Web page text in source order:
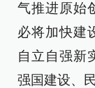
气推进原始
必将加快建
自立自强新
强国建设、